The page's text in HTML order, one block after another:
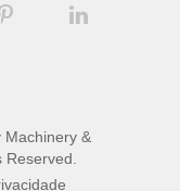
Machinery &
Reserved.